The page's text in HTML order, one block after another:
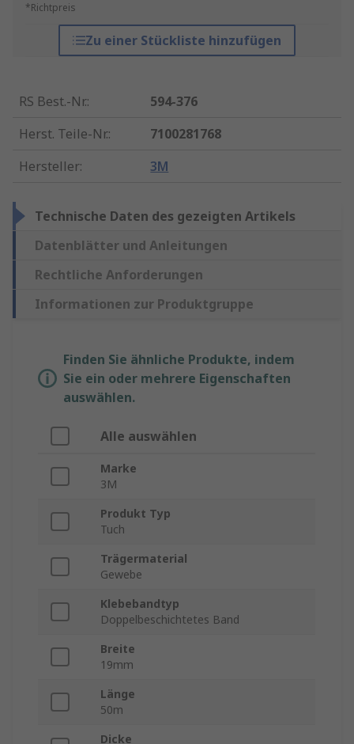
*Richtpreis
Zu einer Stückliste hinzufügen
RS Best.-Nr.:
594-376
Herst. Teile-Nr.:
7100281768
Hersteller: 3M
Technische Daten des gezeigten Artikels
Datenblätter und Anleitungen
Rechtliche Anforderungen
Informationen zur Produktgruppe
Finden Sie ähnliche Produkte, indem
Sie ein oder mehrere Eigenschaften
auswählen.
Alle auswählen
Marke
3M
Produkt Typ
Tuch
Trägermaterial
Gewebe
Klebebandtyp
Doppelbeschichtetes Band
Breite
19mm
Länge
50m
Dicke